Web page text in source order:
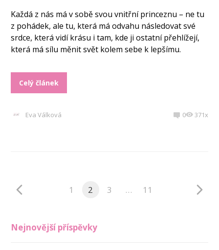
Každá z nás má v sobě svou vnitřní princeznu – ne tu
z pohádek, ale tu, která má odvahu následovat své
srdce, která vidí krásu i tam, kde ji ostatní přehlížejí,
která má sílu měnit svět kolem sebe k lepšímu.
Celý článek
Eva Válková 0 371x
1 2 3 … 11
Nejnovější příspěvky